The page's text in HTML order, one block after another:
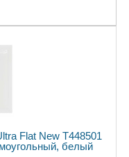
Flat New T448501
белый